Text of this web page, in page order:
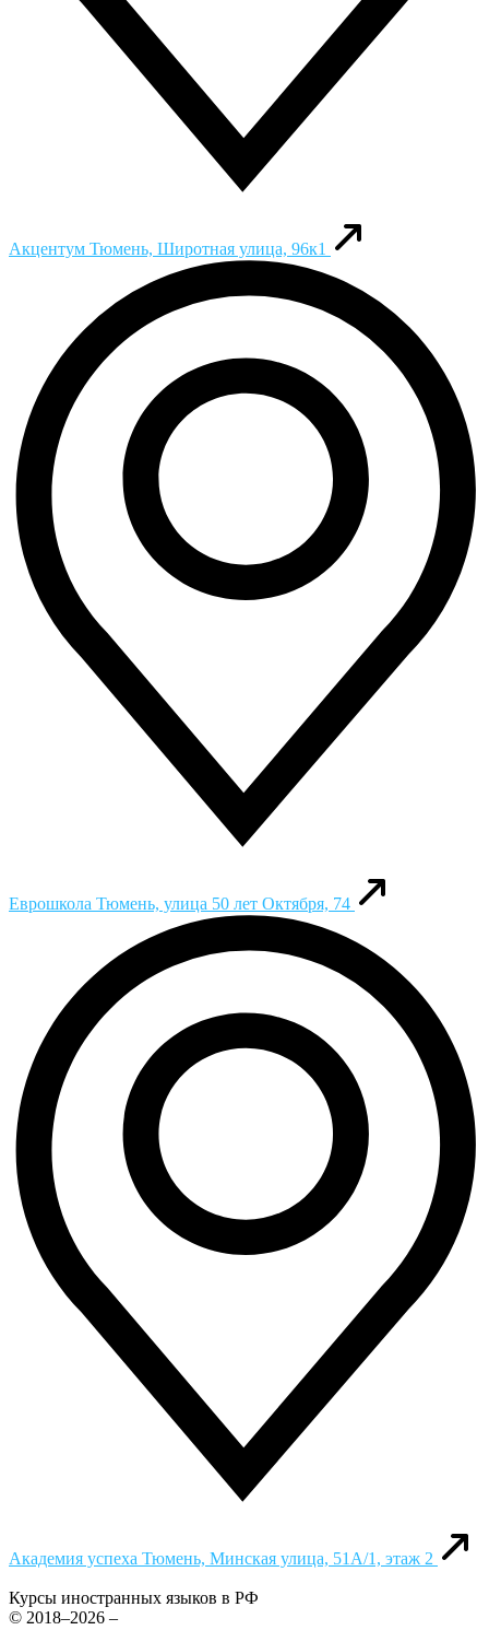
Акцентум Тюмень, Широтная улица, 96к1
Еврошкола Тюмень, улица 50 лет Октября, 74
Академия успеха Тюмень, Минская улица, 51А/1, этаж 2
Курсы иностранных языков в РФ
© 2018–2026 –